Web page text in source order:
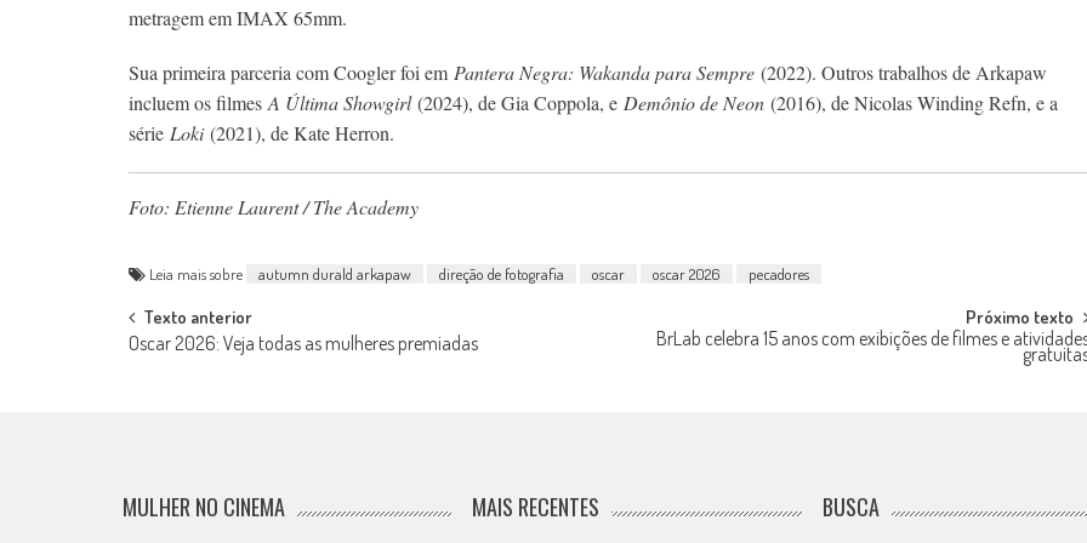
metragem em IMAX 65mm.
Sua primeira parceria com Coogler foi em Pantera Negra: Wakanda para Sempre (2022). Outros trabalhos de Arkapaw
incluem os filmesA Última Showgirl(2024), de Gia Coppola, e Demônio de Neon (2016), de Nicolas Winding Refn, e a
série Loki(2021), de Kate Herron.
Foto: Etienne Laurent / The Academy
Leia mais sobre autumn durald arkapaw direção de fotografia oscar oscar 2026 pecadores
Post
Texto anterior
Oscar 2026: Veja todas as mulheres premiadas
Próximo texto
BrLab celebra 15 anos com exibições de filmes e
MULHER NO CINEMA MAIS RECENTES BUSCA